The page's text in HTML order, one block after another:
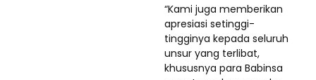
“Kami juga memberikan
apresiasi setinggi-
tingginya kepada seluruh
unsur yang terlibat,
khususnya para Babinsa